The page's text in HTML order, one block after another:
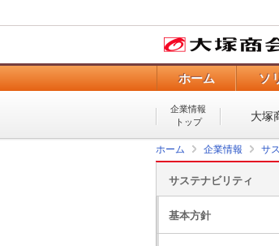
ホーム ソ
企業情報
トップ
大塚
ホーム 企業情報 サ
サステナビリティ
基本方針